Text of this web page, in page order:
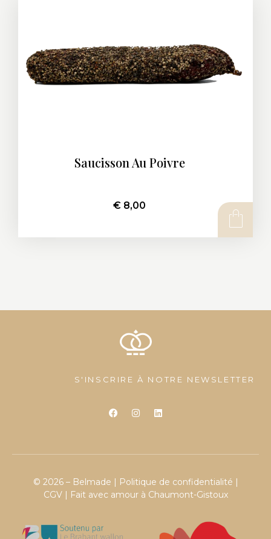
Saucisson Au Poivre
€ 8,00
S'INSCRIRE À NOTRE NEWSLETTER
© 2026 – Belmade | Politique de confidentialité |
CGV| Fait avec amour à Chaumont-Gistoux